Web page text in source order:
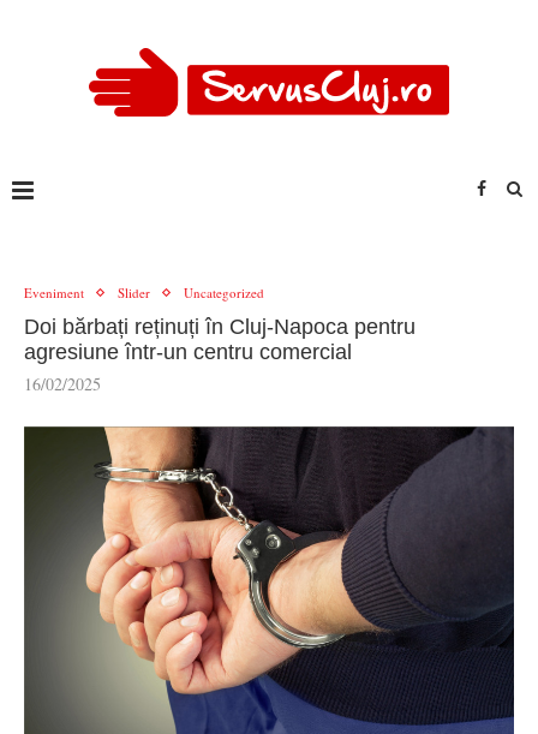
Eveniment Slider Uncategorized
Doi bărbați reținuți în Cluj-Napoca pentru
agresiune într-un centru comercial
16/02/2025